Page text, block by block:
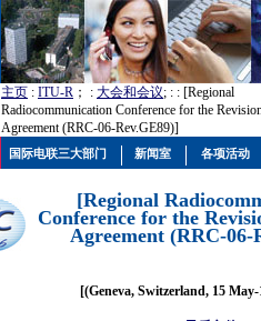
主页 : ITU-R ； : 大会和会议; : : [Regional
Radiocommunication Conference for the
Agreement (RRC-06-Rev.GE89)]
[Regional
Conference for the
Agreement (RRC-06-
[(Geneva, Switzerland, 15
国际电联三大部门 新闻室 各项活动